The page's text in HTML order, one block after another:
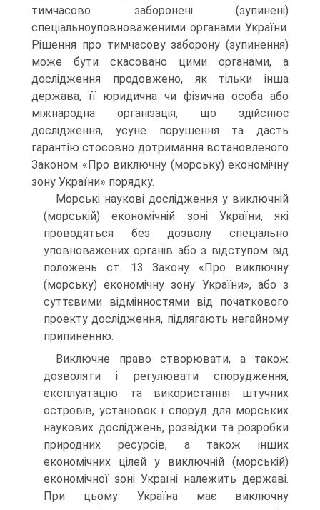
тимчасово заборонені (зупинені)
спеціальноуповноваженими органами України.
Рішення про тимчасову заборону (зупинення)
може бути скасовано цими органами, а
дослідження продовжено, як тільки інша
держава, її юридична чи фізична особа або
міжнародна органі­зація, що здійснює
дослідження, усуне порушення та дасть
гарантію стосовно дотримання встановленого
Законом «Про виключну (морську) економічну
зону України» порядку.
Морські наукові дослідження у виключній
(морській) економічній зоні України, які
проводяться без дозволу спеціально
уповноважених органів або з відступом від
положень ст. 13 Закону «Про виключну
(морську) економічну зону України», або з
суттєвими відмінностями від початкового
проекту дослідження, підлягають негайному
припиненню.
Виключне право створювати, а також
дозволяти і регулювати споруджен­ня,
експлуатацію та використання штучних
островів, установок і споруд для морських
наукових досліджень, розвідки та розробки
природних ресурсів, а також інших
економічних цілей у виключній (морській)
економічної зоні Україні належить державі.
При цьому Україна має виключну